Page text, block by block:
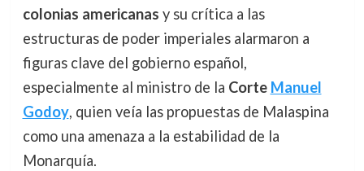
colonias americanas y su crítica a las
estructuras de poder imperiales alarmaron a
figuras clave del gobierno español,
especialmente al ministro de la Corte Manuel
Godoy, quien veía las propuestas de Malaspina
como una amenaza a la estabilidad de la
Monarquía.